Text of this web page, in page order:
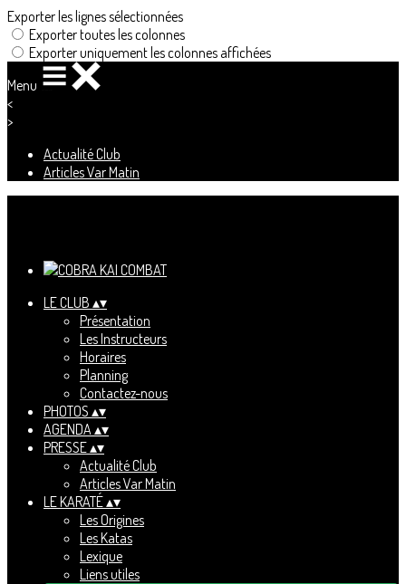
Exporter les lignes sélectionnées
Exporter toutes les colonnes
Exporter uniquement les colonnes affichées
Menu
<
>
Actualité Club
Articles Var Matin
LE CLUB ▴▾
Présentation
Les Instructeurs
Horaires
Planning
Contactez-nous
PHOTOS ▴▾
AGENDA▴▾
PRESSE▴▾
Actualité Club
Articles Var Matin
LE KARATÉ▴▾
Les Origines
Les Katas
Lexique
Liens utiles